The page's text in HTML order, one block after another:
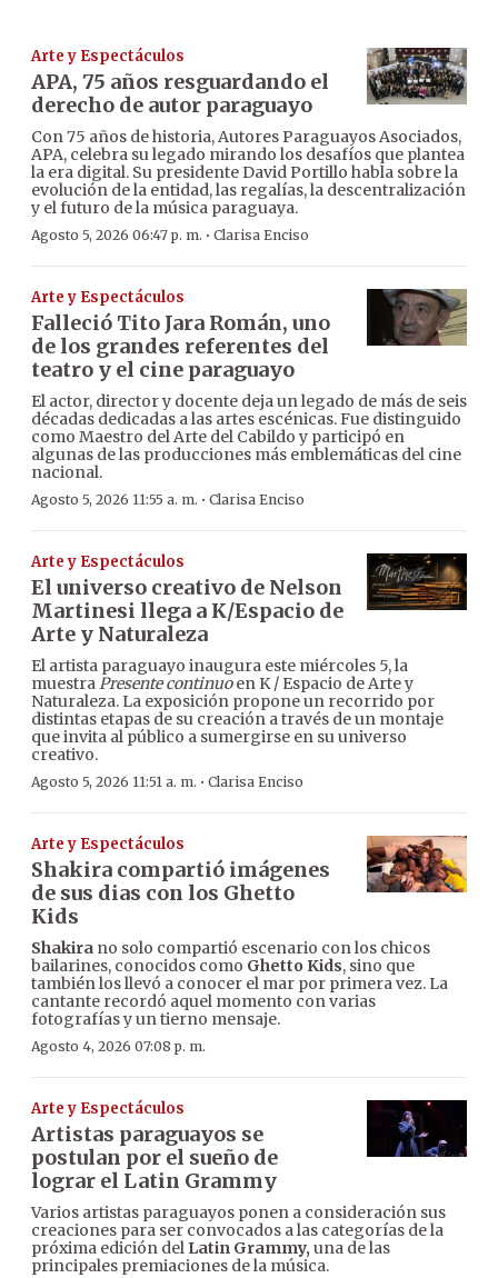
Arte y Espectáculos
APA, 75 años resguardando el
derecho de autor paraguayo
Con 75 años de historia, Autores Paraguayos Asociados,
APA, celebra su legado mirando los desafíos que plantea
la era digital. Su presidente David Portillo habla sobre la
evolución de la entidad, las regalías, la descentralización
y el futuro de la música paraguaya.
Agosto 5, 2026 06:47 p. m. · Clarisa Enciso
Arte y Espectáculos
Falleció Tito Jara Román, uno
de los grandes referentes del
teatro y el cine paraguayo
El actor, director y docente deja un legado de más de seis
décadas dedicadas a las artes escénicas. Fue distinguido
como Maestro del Arte del Cabildo y participó en
algunas de las producciones más emblemáticas del cine
nacional.
Agosto 5, 2026 11:55 a. m. · Clarisa Enciso
Arte y Espectáculos
El universo creativo de Nelson
Martinesi llega a K/Espacio de
Arte y Naturaleza
El artista paraguayo inaugura este miércoles 5, la
muestraPresente continuoen K / Espacio de Arte y
Naturaleza. La exposición propone un recorrido por
distintas etapas de su creación a través de un montaje
que invita al público a sumergirse en su universo
creativo.
Agosto 5, 2026 11:51 a. m. · Clarisa Enciso
Arte y Espectáculos
Shakira compartió imágenes
de sus dias con los Ghetto
Kids
Shakira no solo compartió escenario con los chicos
bailarines, conocidos como Ghetto Kids, sino que
también los llevó a conocer el mar por primera vez. La
cantante recordó aquel momento con varias
fotografías y un tierno mensaje.
Agosto 4, 2026 07:08 p. m.
Arte y Espectáculos
Artistas paraguayos se
postulan por el sueño de
lograr el Latin Grammy
Varios artistas paraguayos ponen a consideración sus
creaciones para ser convocados a las categorías de la
próxima edición del Latin Grammy, una de las
principales premiaciones de la música.